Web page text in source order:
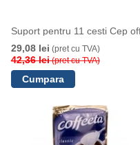
Suport pentru 11 cesti Cep
29,08 lei (pret cu TVA)
42,36 lei(pret cu TVA)